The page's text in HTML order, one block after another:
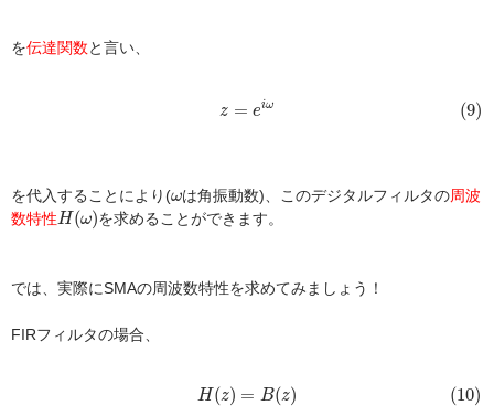
を伝達関数と言い、
z = eiω (9)
ei ω
を代入することにより(ω
ωは角振動数)、このデジタルフィルタの周波
数特性H(ω)
H(ω )を求めることができます。
では、実際にSMAの周波数特性を求めてみましょう！
FIRフィルタの場合、
H(z) = B(z) (10)
(10) H =B z